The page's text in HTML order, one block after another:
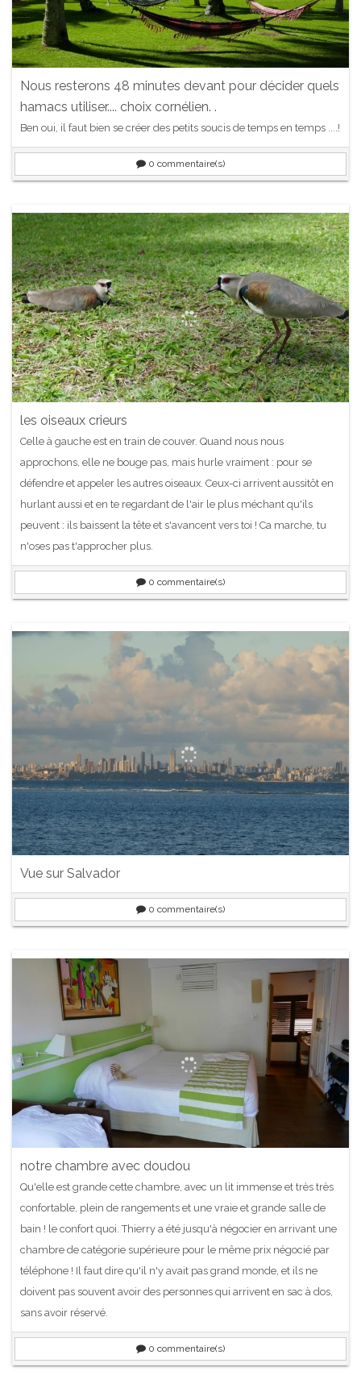
Nous resterons 48 minutes devant pour décider quels
hamacs utiliser.... choix cornélien. .
Ben oui, il faut bien se créer des petits soucis de temps en temps ....!
0 commentaire(s)
les oiseaux crieurs
Celle à gauche est en train de couver. Quand nous nous
approchons, elle ne bouge pas, mais hurle vraiment : pour se
défendre et appeler les autres oiseaux. Ceux-ci arrivent aussitôt en
hurlant aussi et en te regardant de l'air le plus méchant qu'ils
peuvent : ils baissent la tête et s'avancent vers toi ! Ca marche, tu
n'oses pas t'approcher plus.
0 commentaire(s)
Vue sur Salvador
0 commentaire(s)
notre chambre avec doudou
Qu'elle est grande cette chambre, avec un lit immense et très très
confortable, plein de rangements et une vraie et grande salle de
bain ! le confort quoi. Thierry a été jusqu'à négocier en arrivant une
chambre de catégorie supérieure pour le même prix négocié par
téléphone ! Il faut dire qu'il n'y avait pas grand monde, et ils ne
doivent pas souvent avoir des personnes qui arrivent en sac à dos,
sans avoir réservé.
0 commentaire(s)